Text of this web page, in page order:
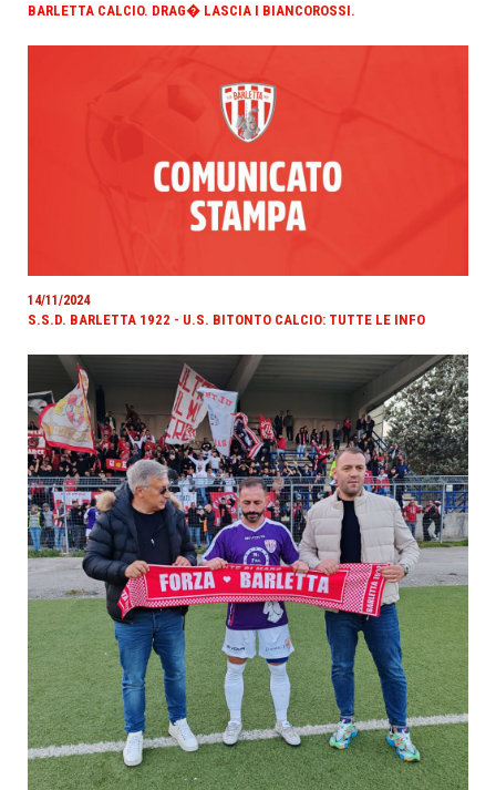
BARLETTA CALCIO. DRAG� LASCIA I BIANCOROSSI.
14/11/2024
S.S.D. BARLETTA 1922 - U.S. BITONTO CALCIO: TUTTE LE INFO